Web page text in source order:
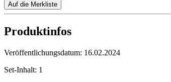
Auf die Merkliste
Produktinfos
Veröffentlichungsdatum: 16.02.2024
Set-Inhalt: 1